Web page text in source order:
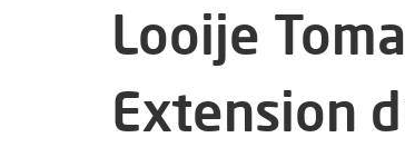
Looije
Extension